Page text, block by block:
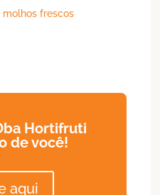
molhos frescos
Hortifruti
de você!
aqui